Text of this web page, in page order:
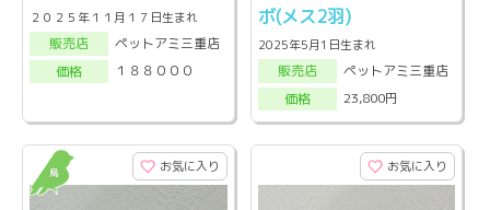
２０２５年１１月１７日生まれ
販売店
ペットアミ三重店
価格
１８８０００
ボ(メス2羽)
2025年5月1日生まれ
販売店
ペットアミ三重店
価格
23,800円
お気に入り お気に入り